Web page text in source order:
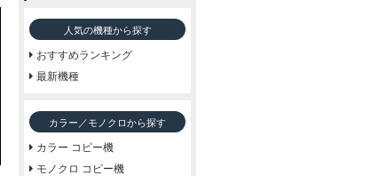
人気の機種から探す
おすすめランキング
最新機種
カラー／モノクロから探す
カラー コピー機
モノクロ コピー機